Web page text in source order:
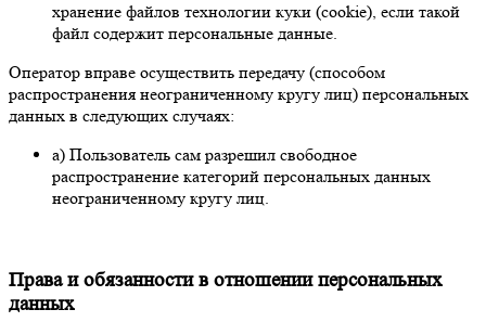
хранение файлов технологии куки (cookie), если такой
файл содержит персональные данные.
Оператор вправе осуществить передачу (способом
распространения неограниченному кругу лиц) персональных
данных в следующих случаях:
а) Пользователь сам разрешил свободное
распространение категорий персональных данных
неограниченному кругу лиц.
Права и обязанности в отношении персональных
данных